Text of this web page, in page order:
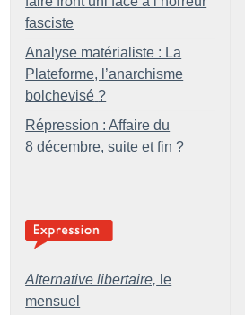
fasciste
Analyse matérialiste : La
Plateforme, l’anarchisme
bolchevisé ?
Répression : Affaire du
8 décembre, suite et fin ?
Alternative libertaire, le
mensuel